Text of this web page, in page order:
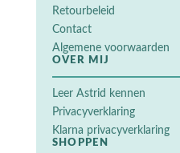
Retourbeleid
Contact
Algemene voorwaarden
OVER MIJ
Leer Astrid kennen
Privacyverklaring
Klarna privacyverklaring
SHOPPEN